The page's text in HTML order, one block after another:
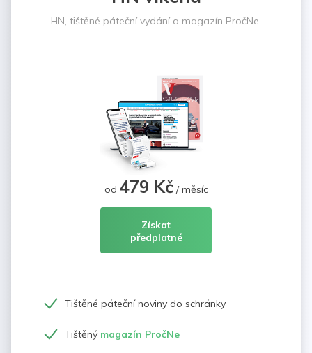
HN, tištěné páteční vydání a magazín PročNe.
od 479 Kč/ měsíc
Získat
předplatné
Tištěné páteční noviny do schránky
Tištěný magazín PročNe